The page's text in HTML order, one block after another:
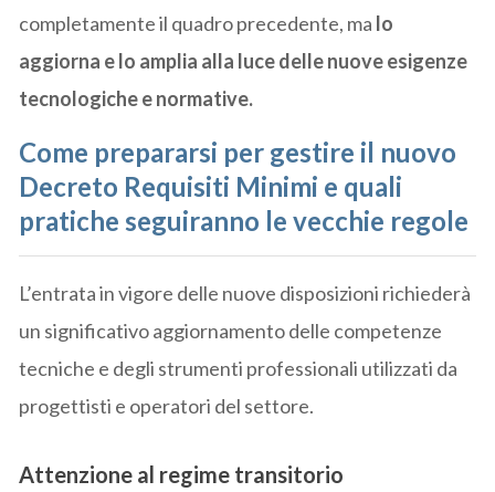
completamente il quadro precedente, ma lo
aggiorna e lo amplia alla luce delle nuove esigenze
tecnologiche e normative.
Come prepararsi per gestire il nuovo
Decreto Requisiti Minimi e quali
pratiche seguiranno le vecchie regole
L’entrata in vigore delle nuove disposizioni richiederà
un significativo aggiornamento delle competenze
tecniche e degli strumenti professionali utilizzati da
progettisti e operatori del settore.
Attenzione al regime transitorio